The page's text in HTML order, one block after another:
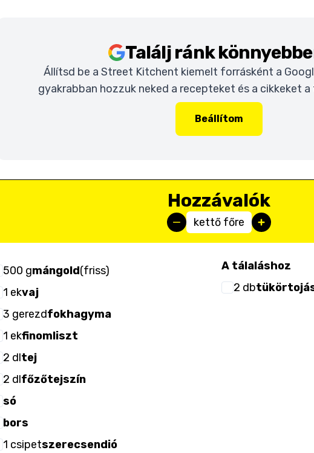
Találj ránk
Állítsd be a Street Kitchent kiemelt forrásként a
gyakrabban hozzuk neked a recepteket és a cikkeket
Beállítom
Hozzávalók
kettő főre
500 gmángold(friss)
1 ekvaj
3 gerezdfokhagyma
1 ekfinomliszt
2 dltej
2 dlfőzőtejszín
só
bors
1 csipetszerecsendió
A tálaláshoz
2 db